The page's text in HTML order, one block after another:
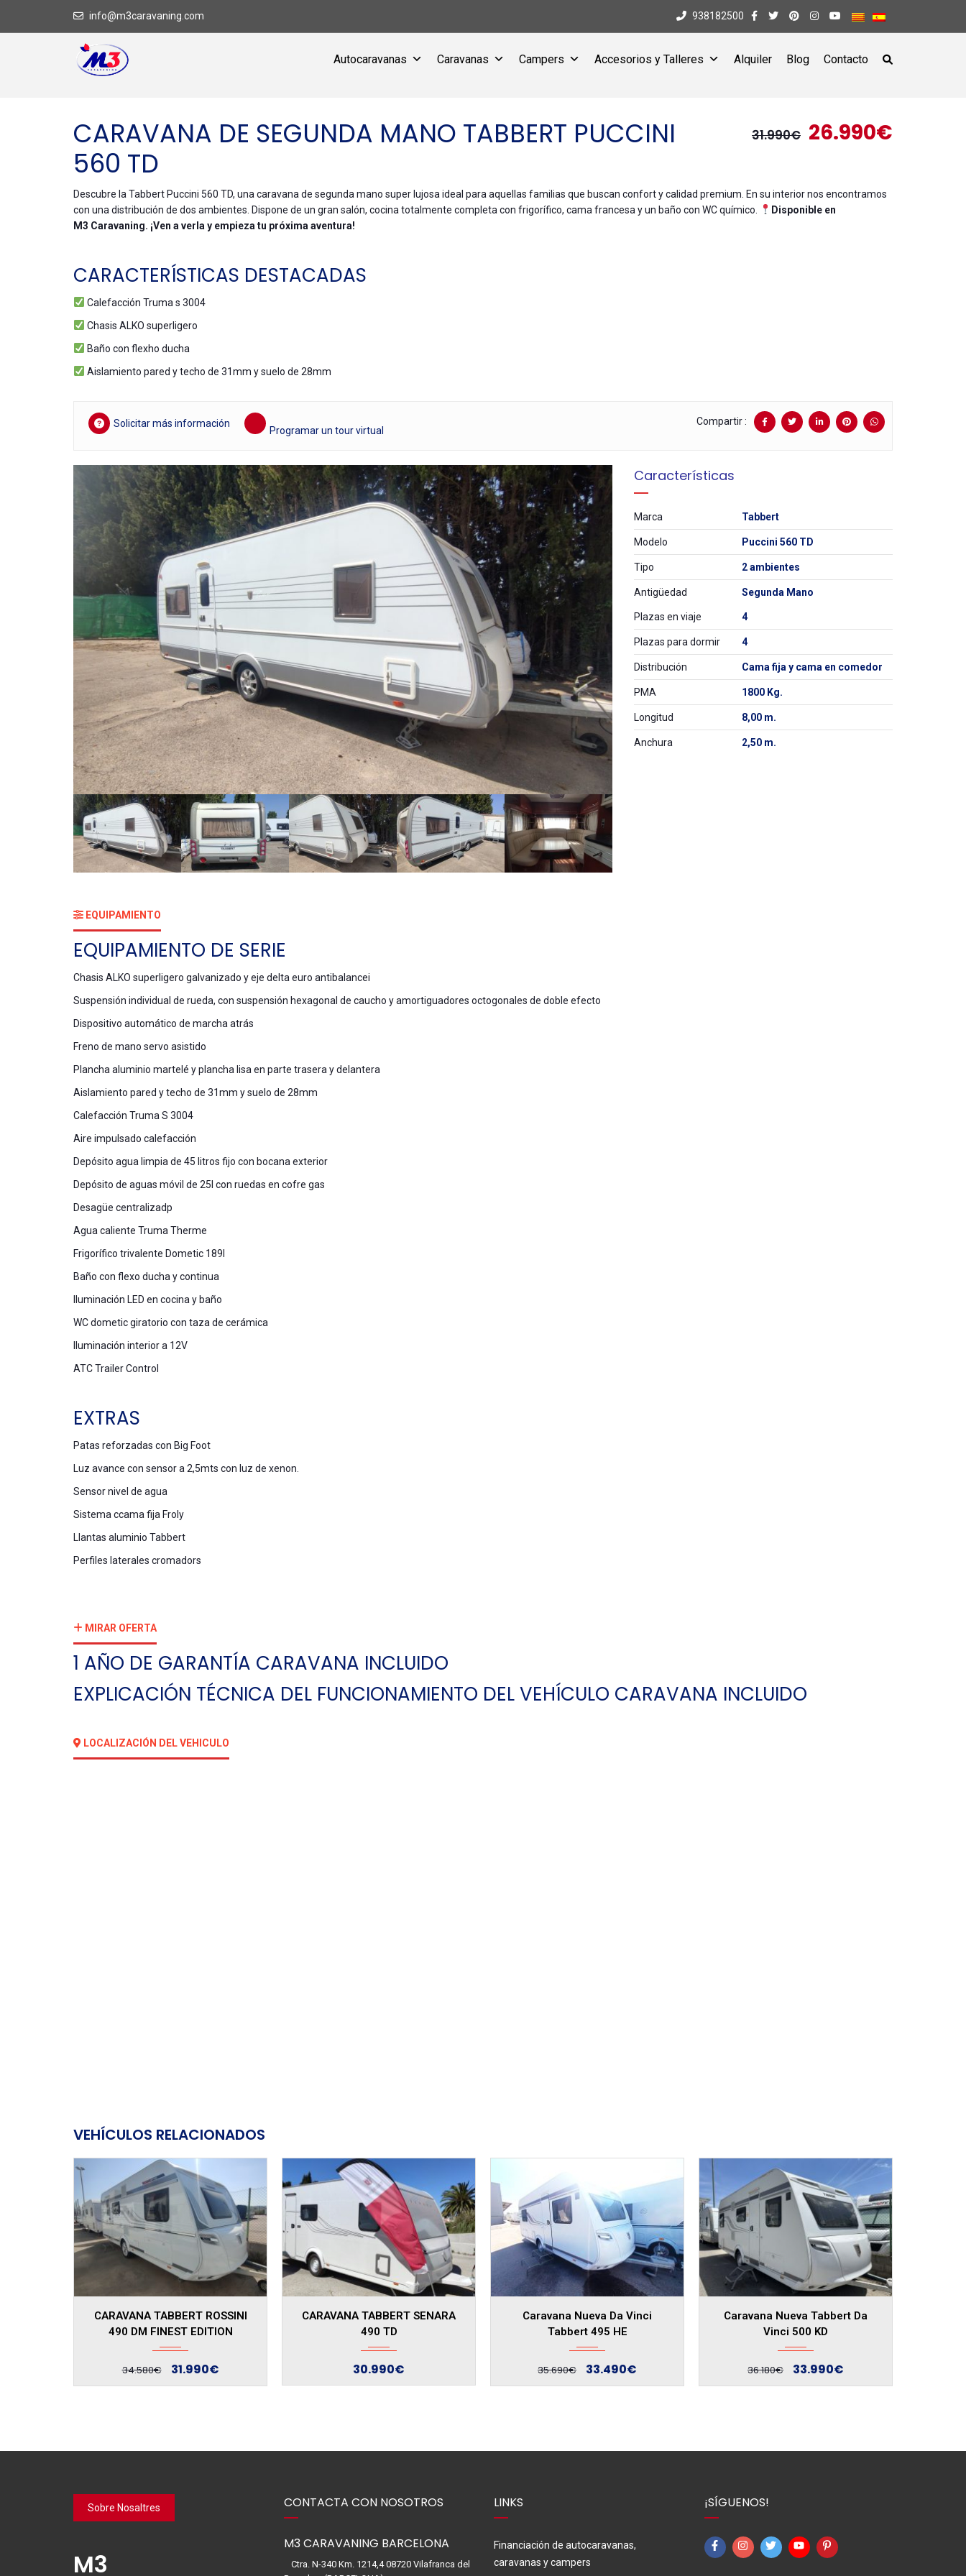
info@m3caravaning.com 938182500
Autocaravanas Caravanas Campers Accesorios y Talleres Alquiler Blog Contacto
CARAVANA DE SEGUNDA MANO TABBERT PUCCINI
560 TD
31.990€ 26.990€
Descubre la Tabbert Puccini 560 TD, una caravana de segunda mano super lujosa ideal para aquellas familias que buscan confort y calidad premium. En su interior nos encontramos
con una distribución de dos ambientes. Dispone de un gran salón, cocina totalmente completa con frigorífico, cama francesa y un baño con WC químico.
Disponible en
M3 Caravaning. ¡Ven a verla y empieza tu próxima aventura!
CARACTERÍSTICAS DESTACADAS
Calefacción Truma s 3004
Chasis ALKO superligero
Baño con flexho ducha
Aislamiento pared y techo de 31mm y suelo de 28mm
Solicitar más información
Programar un tour virtual
Compartir :
Características
Marca Tabbert
Modelo Puccini 560 TD
Tipo 2 ambientes
Antigüedad Segunda Mano
Plazas en viaje 4
Plazas para dormir 4
Distribución Cama fija y cama en comedor
PMA 1800 Kg.
Longitud 8,00 m.
Anchura 2,50 m.
EQUIPAMIENTO
EQUIPAMIENTO DE SERIE
Chasis ALKO superligero galvanizado y eje delta euro antibalancei
Suspensión individual de rueda, con suspensión hexagonal de caucho y amortiguadores octogonales de doble efecto
Dispositivo automático de marcha atrás
Freno de mano servo asistido
Plancha aluminio martelé y plancha lisa en parte trasera y delantera
Aislamiento pared y techo de 31mm y suelo de 28mm
Calefacción Truma S 3004
Aire impulsado calefacción
Depósito agua limpia de 45 litros fijo con bocana exterior
Depósito de aguas móvil de 25l con ruedas en cofre gas
Desagüe centralizadp
Agua caliente Truma Therme
Frigorífico trivalente Dometic 189l
Baño con flexo ducha y continua
Iluminación LED en cocina y baño
WC dometic giratorio con taza de cerámica
Iluminación interior a 12V
ATC Trailer Control
EXTRAS
Patas reforzadas con Big Foot
Luz avance con sensor a 2,5mts con luz de xenon.
Sensor nivel de agua
Sistema ccama fija Froly
Llantas aluminio Tabbert
Perfiles laterales cromadors
MIRAR OFERTA
1 AÑO DE GARANTÍA CARAVANA INCLUIDO
EXPLICACIÓN TÉCNICA DEL FUNCIONAMIENTO DEL VEHÍCULO CARAVANA INCLUIDO
LOCALIZACIÓN DEL VEHICULO
VEHÍCULOS RELACIONADOS
CARAVANA TABBERT ROSSINI
490 DM FINEST EDITION
34.580€ 31.990€
CARAVANA TABBERT SENARA
490 TD
30.990€
Caravana Nueva Da Vinci
Tabbert 495 HE
35.690€ 33.490€
Caravana Nueva Tabbert Da
Vinci 500 KD
36.180€ 33.990€
Sobre Nosaltres
M3
CONTACTA CON NOSOTROS
M3 CARAVANING BARCELONA
Ctra. N-340 Km. 1214,4 08720 Vilafranca del
LINKS
Financiación de autocaravanas,
caravanas y campers
¡SÍGUENOS!